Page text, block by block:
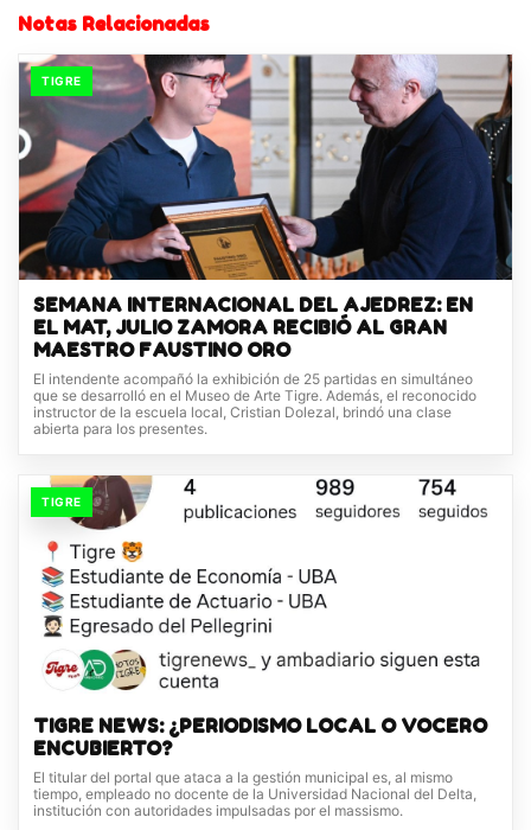
Notas Relacionadas
TIGRE
SEMANA INTERNACIONAL DEL AJEDREZ: EN
EL MAT, JULIO ZAMORA RECIBIÓ AL GRAN
MAESTRO FAUSTINO ORO
El intendente acompañó la exhibición de 25 partidas en simultáneo
que se desarrolló en el Museo de Arte Tigre. Además, el reconocido
instructor de la escuela local, Cristian Dolezal, brindó una clase
abierta para los presentes.
TIGRE
TIGRE NEWS: ¿PERIODISMO LOCAL O VOCERO
ENCUBIERTO?
El titular del portal que ataca a la gestión municipal es, al mismo
tiempo, empleado no docente de la Universidad Nacional del Delta,
institución con autoridades impulsadas por el massismo.